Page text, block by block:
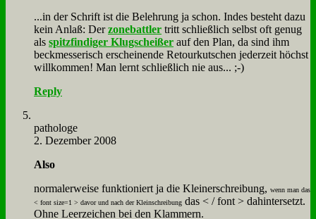
...in der Schrift ist die Be­leh­rung ja schon. In­des be­steht da­zu
kein An­laß: Derzone­batt­ler tritt schließ­lich selbst oft ge­nug
als spitz­fin­di­ger Klug­schei­ßer auf den Plan, da sind ihm
beck­mes­se­risch er­schei­nen­de Re­tour­kut­schen je­der­zeit höchst
will­kom­men! Man lernt schließ­lich nie aus... ;-)
Reply
pa­tho­lo­ge
2. Dezember 2008
Al­so
nor­ma­ler­wei­se funk­tio­niert ja die Klein­erschrei­bung, wenn man das
< font size=1 > da­vor und nach der Klein­schrei­bung das < / font > da­hin­ter­setzt.
Oh­ne Leer­zei­chen bei den Klam­mern.